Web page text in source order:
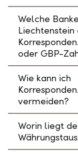
Welche
Liechtenstein
oder GBP-
Wie kann ich
vermeiden?
Worin liegt